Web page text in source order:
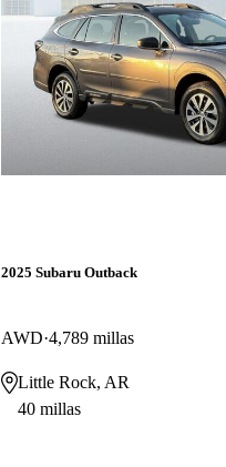
2025 Subaru Outback
AWD 4,789 millas
Little Rock, AR
40 millas